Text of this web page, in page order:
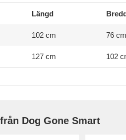
Längd
102 cm 76 cm
127 cm 102
Dog Gone Smart